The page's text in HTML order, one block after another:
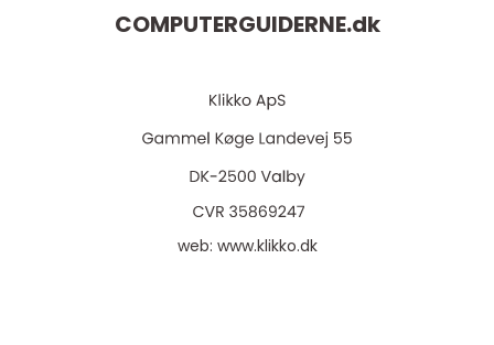
COMPUTERGUIDERNE.dk
web: www.klikko.dk